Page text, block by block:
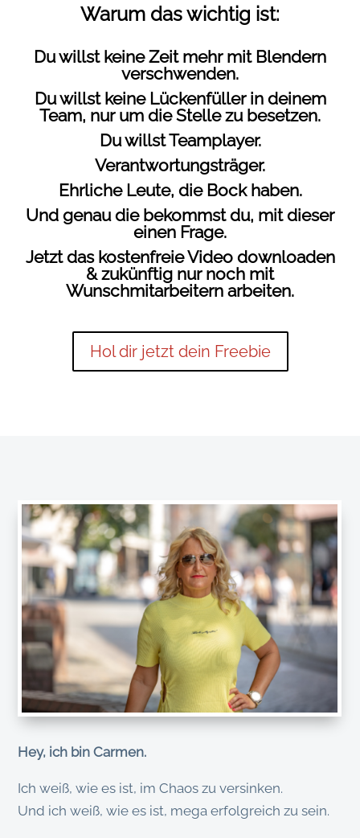
Warum das wichtig ist:
Du willst keine Zeit mehr mit Blendern
verschwenden.
Du willst keine Lückenfüller in deinem
Team, nur um die Stelle zu besetzen.
Du willst Teamplayer.
Verantwortungsträger.
Ehrliche Leute, die Bock haben.
Und genau die bekommst du, mit dieser
einen Frage.
Jetzt das kostenfreie Video downloaden
& zukünftig nur noch mit
Wunschmitarbeitern arbeiten.
Hol dir jetzt dein Freebie
Hey, ich bin Carmen.
Ich weiß, wie es ist, im Chaos zu versinken.
Und ich weiß, wie es ist, mega erfolgreich zu sein.